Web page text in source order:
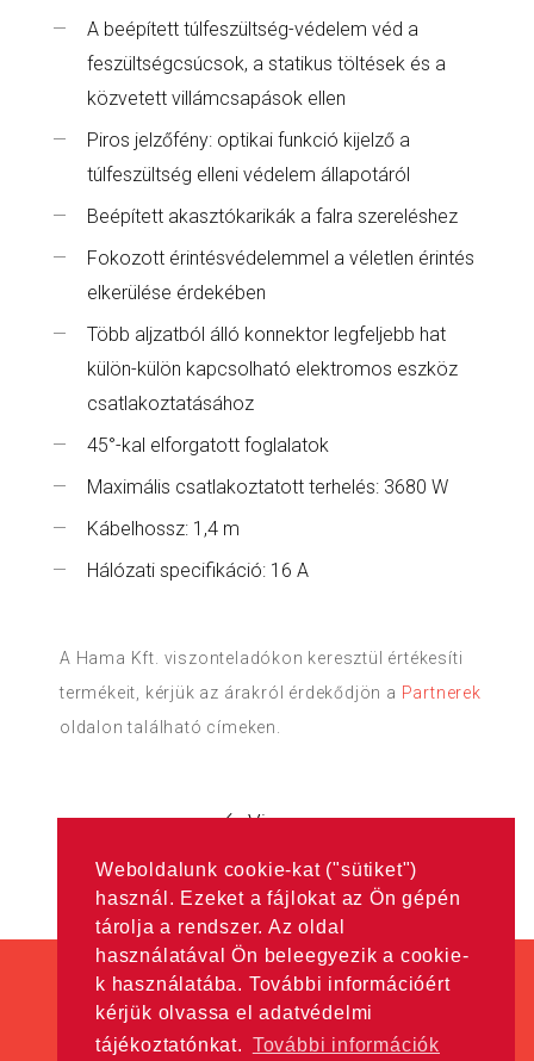
Weboldalunk cookie-kat ("sütiket")
használ. Ezeket a fájlokat az Ön gépén
tárolja a rendszer. Az oldal
használatával Ön beleegyezik a cookie-
k használatába. További információért
kérjük olvassa el adatvédelmi
tájékoztatónkat. További információk
A beépített túlfeszültség-védelem véd a
feszültségcsúcsok, a statikus töltések és a
közvetett villámcsapások ellen
Piros jelzőfény: optikai funkció kijelző a
túlfeszültség elleni védelem állapotáról
Beépített akasztókarikák a falra szereléshez
Fokozott érintésvédelemmel a véletlen érintés
elkerülése érdekében
Több aljzatból álló konnektor legfeljebb hat
külön-külön kapcsolható elektromos eszköz
csatlakoztatásához
45°-kal elforgatott foglalatok
Maximális csatlakoztatott terhelés: 3680 W
Kábelhossz: 1,4 m
Hálózati specifikáció: 16 A
A Hama Kft. viszonteladókon keresztül értékesíti
termékeit, kérjük az árakról érdekődjön a Partnerek
oldalon található címeken.
Vissza
Minden jog fenntartva! © Hama Kft. 2016